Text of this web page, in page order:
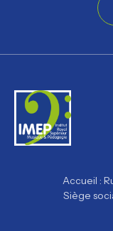
Accueil :
Siège